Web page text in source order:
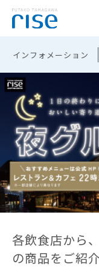
インフォメーション
各飲食店から
の商品をご紹